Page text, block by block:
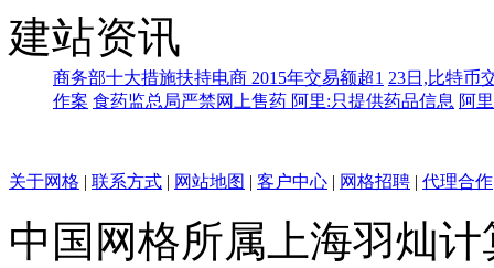
建站资讯
商务部十大措施扶持电商 2015年交易额超1 23日,比特币
作案 食药监总局严禁网上售药 阿里:只提供药品信息 阿
关于网格 | 联系方式 | 网站地图 | 客户中心 | 网格招聘 | 代理合作
中国网格所属上海羽灿